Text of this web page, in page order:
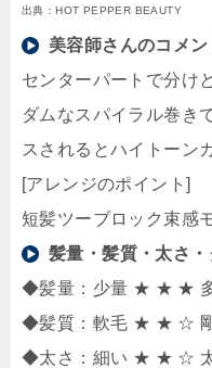
出典：HOT PEPPER BEAUTY
美容師さんのコメン
センターパートで分け
ダムなスパイラル巻き
スされるとハイトーン
[アレンジのポイント]
短髪ツーブロック束感
髪量・髪質・太さ
◆髪量：少量 ★ ★ ★
◆髪質：軟毛 ★ ★ ☆
◆太さ：細い ★ ★ ☆